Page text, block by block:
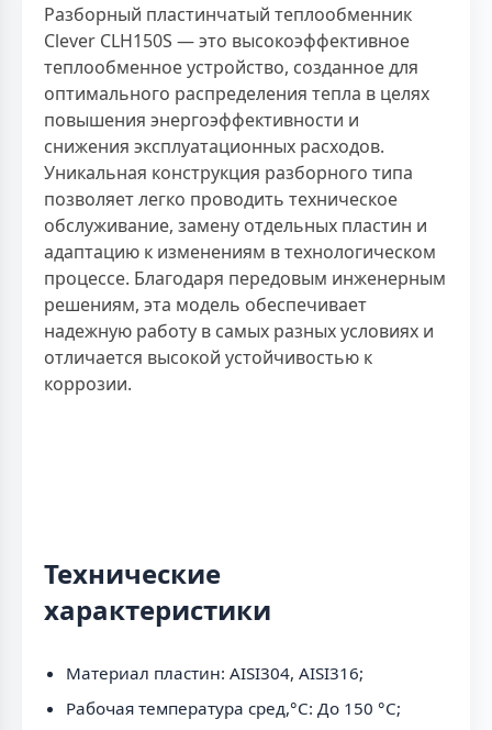
Разборный пластинчатый теплообменник
Clever CLH150S — это высокоэффективное
теплообменное устройство, созданное для
оптимального распределения тепла в целях
повышения энергоэффективности и
снижения эксплуатационных расходов.
Уникальная конструкция разборного типа
позволяет легко проводить техническое
обслуживание, замену отдельных пластин и
адаптацию к изменениям в технологическом
процессе. Благодаря передовым инженерным
решениям, эта модель обеспечивает
надежную работу в самых разных условиях и
отличается высокой устойчивостью к
коррозии.
Технические
характеристики
Материал пластин: AISI304, AISI316;
Рабочая температура сред,°С: До 150 °С;